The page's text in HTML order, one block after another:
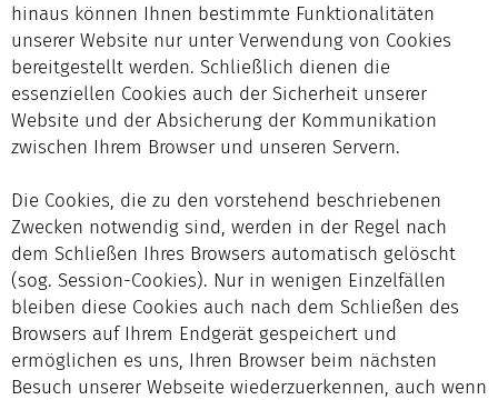
hinaus können Ihnen bestimmte Funktionalitäten
unserer Website nur unter Verwendung von Cookies
bereitgestellt werden. Schließlich dienen die
essenziellen Cookies auch der Sicherheit unserer
Website und der Absicherung der Kommunikation
zwischen Ihrem Browser und unseren Servern.
Die Cookies, die zu den vorstehend beschriebenen
Zwecken notwendig sind, werden in der Regel nach
dem Schließen Ihres Browsers automatisch gelöscht
(sog. Session-Cookies). Nur in wenigen Einzelfällen
bleiben diese Cookies auch nach dem Schließen des
Browsers auf Ihrem Endgerät gespeichert und
ermöglichen es uns, Ihren Browser beim nächsten
Besuch unserer Webseite wiederzuerkennen, auch wenn